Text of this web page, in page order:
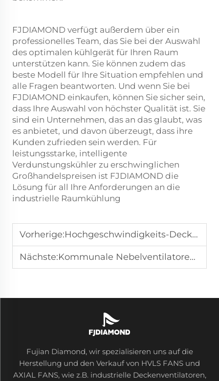
FJDIAMOND verfügt außerdem über ein
professionelles Team, das Sie bei der Auswahl
des optimalen kühlgerät für Ihren Raum
unterstützen kann. Sie können zudem das
beste Modell für Ihre Situation empfehlen und
alle Fragen beantworten. Und wenn Sie bei
FJDIAMOND einkaufen, können Sie sicher sein,
dass Ihre Auswahl von höchster Qualität ist. Sie
sind ein Unternehmen, das an das glaubt, was
es anbietet, und davon überzeugt, dass ihre
Kunden zufrieden sein werden. Für
leistungsstarke, intelligente
Verdunstungskühler zu erschwinglichen
Großhandelspreisen ist FJDIAMOND die
Lösung für all Ihre Anforderungen an die
industrielle Raumkühlung
Vorherige:Hochgeschwindigkeits-Deckenventilatoren ersetzen Klimaanlagen in großen Räumen und ermöglichen enorme Einsparungen
Nächste:Kommunale Nebelventilatoren bieten Resort-ähnlichen Komfort für städtische Dachflächen
Fujian Diamond, wir spezialisieren uns auf die
Herstellung und den Verkauf von HVLS FANS und
AXIAL FANS, wie z.B. industrielle Deckenventilatoren,